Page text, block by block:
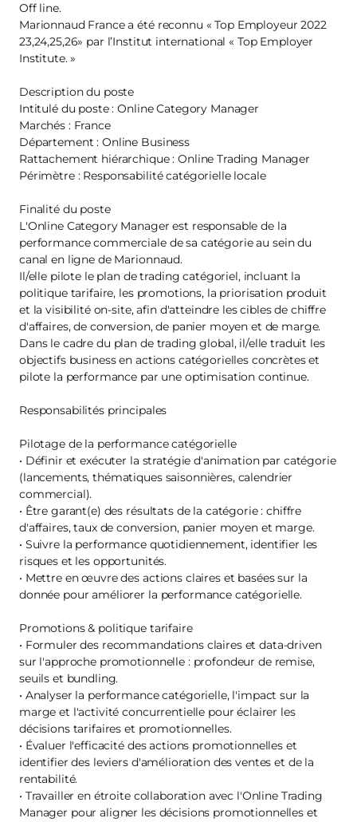
Off line.
Marionnaud France a été reconnu « Top Employeur 2022
23,24,25,26» par l’Institut international « Top Employer
Institute. »
Description du poste
Intitulé du poste : Online Category Manager
Marchés : France
Département : Online Business
Rattachement hiérarchique : Online Trading Manager
Périmètre : Responsabilité catégorielle locale
Finalité du poste
L'Online Category Manager est responsable de la
performance commerciale de sa catégorie au sein du
canal en ligne de Marionnaud.
Il/elle pilote le plan de trading catégoriel, incluant la
politique tarifaire, les promotions, la priorisation produit
et la visibilité on-site, afin d'atteindre les cibles de chiffre
d'affaires, de conversion, de panier moyen et de marge.
Dans le cadre du plan de trading global, il/elle traduit les
objectifs business en actions catégorielles concrètes et
pilote la performance par une optimisation continue.
Responsabilités principales
Pilotage de la performance catégorielle
• Définir et exécuter la stratégie d'animation par catégorie
(lancements, thématiques saisonnières, calendrier
commercial).
• Être garant(e) des résultats de la catégorie : chiffre
d'affaires, taux de conversion, panier moyen et marge.
• Suivre la performance quotidiennement, identifier les
risques et les opportunités.
• Mettre en œuvre des actions claires et basées sur la
donnée pour améliorer la performance catégorielle.
Promotions & politique tarifaire
• Formuler des recommandations claires et data-driven
sur l'approche promotionnelle : profondeur de remise,
seuils et bundling.
• Analyser la performance catégorielle, l'impact sur la
marge et l'activité concurrentielle pour éclairer les
décisions tarifaires et promotionnelles.
• Évaluer l'efficacité des actions promotionnelles et
identifier des leviers d'amélioration des ventes et de la
rentabilité.
• Travailler en étroite collaboration avec l'Online Trading
Manager pour aligner les décisions promotionnelles et